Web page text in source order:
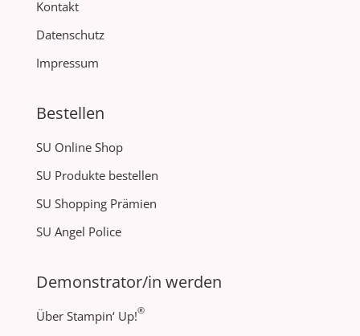
Kontakt
Datenschutz
Impressum
Bestellen
SU Online Shop
SU Produkte bestellen
SU Shopping Prämien
SU Angel Police
Demonstrator/in werden
Über Stampin‘ Up!®